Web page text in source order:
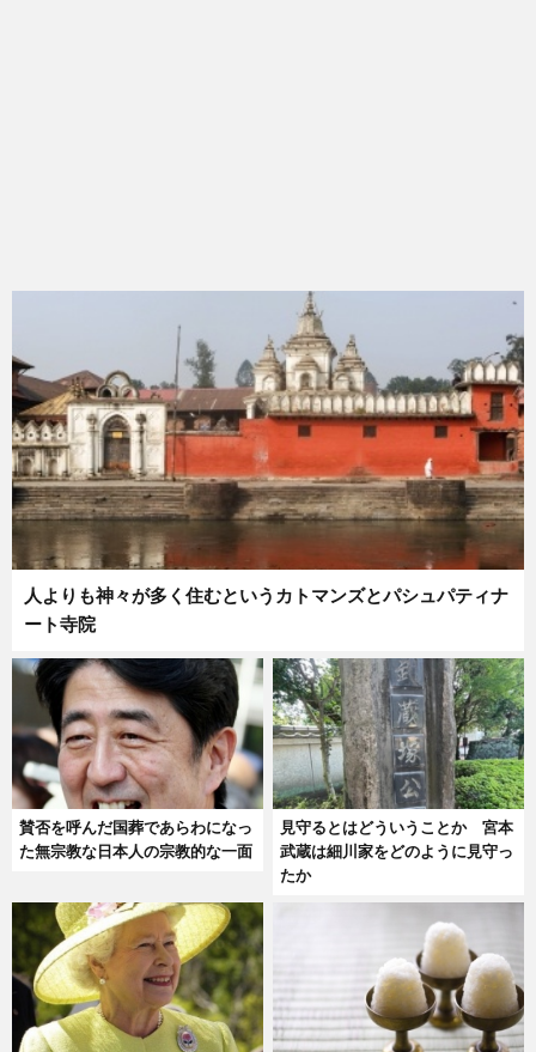
人よりも神々が多く住むというカトマンズとパシュパティナ
ート寺院
賛否を呼んだ国葬であらわになっ
た無宗教な日本人の宗教的な一面
見守るとはどういうことか 宮本
武蔵は細川家をどのように見守っ
たか